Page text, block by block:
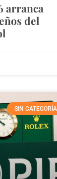
arranca
del
SIN CATEGORÍA